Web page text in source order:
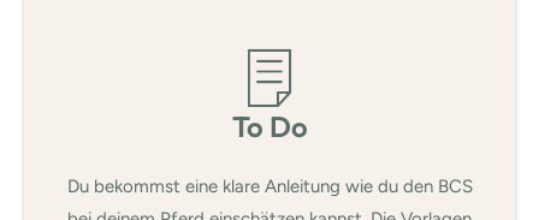
To Do
Du bekommst eine klare Anleitung wie du den BCS